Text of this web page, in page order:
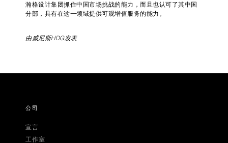
瀚格设计集团抓住中国市场挑战的能力，而且也认可了其中国
分部，具有在这一领域提供可观增值服务的能力。
由威尼斯HDG发表
公司
宣言
工作室